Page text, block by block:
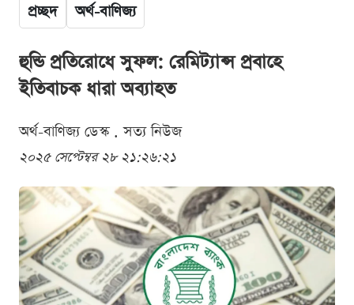
প্রচ্ছদ অর্থ-বাণিজ্য
হুন্ডি প্রতিরোধে সুফল: রেমিট্যান্স প্রবাহে
ইতিবাচক ধারা অব্যাহত
অর্থ-বাণিজ্য ডেস্ক . সত্য নিউজ
২০২৫ সেপ্টেম্বর ২৮ ২১:২৬:২১